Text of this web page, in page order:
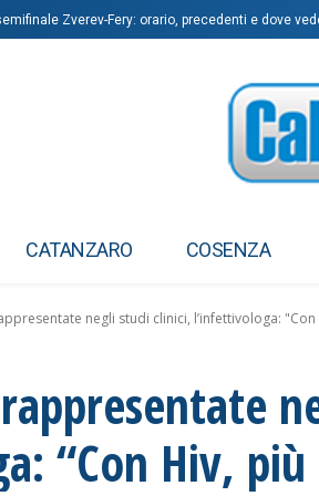
Zverev-Fery: orario, precedenti e dove
CATANZARO COSENZA
negli studi clinici, l’infettivologa:
“Con Hiv,